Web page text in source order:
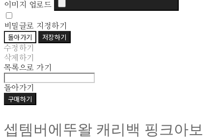
이미지 업로드
비밀글로 지정하기
돌아가기 저장하기
수정하기
삭제하기
목록으로 가기
돌아가기
구매하기
셉템버에뚜왈 캐리백 핑크아보